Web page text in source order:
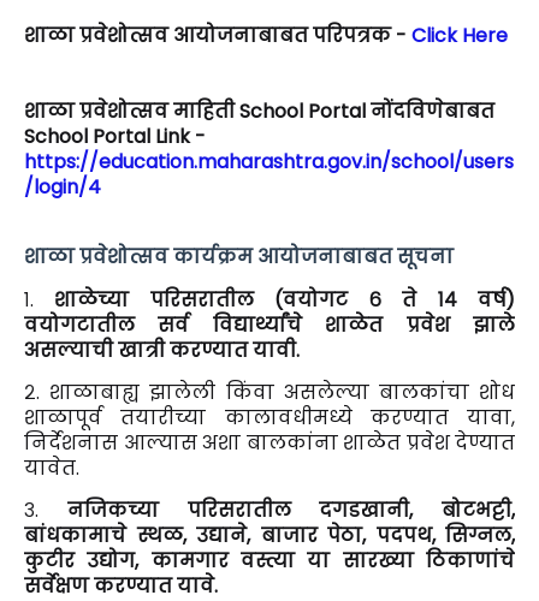
शाळा प्रवेशोत्सव आयोजनाबाबत परिपत्रक - Click Here
शाळा प्रवेशोत्सव माहिती School Portal नोंदविणेबाबत
School Portal Link -
https://education.maharashtra.gov.in/school/users
/login/4
शाळा प्रवेशोत्सव कार्यक्रम आयोजनाबाबत सूचना
१. शाळेच्या परिसरातील (वयोगट ६ ते १४ वर्ष)
वयोगटातील सर्व विद्यार्थ्यांचे शाळेत प्रवेश झाले
असल्याची खात्री करण्यात यावी.
२. शाळाबाह्य झालेली किंवा असलेल्या बालकांचा शोध
शाळापूर्व तयारीच्या कालावधीमध्ये करण्यात यावा,
निर्देशनास आल्यास अशा बालकांना शाळेत प्रवेश देण्यात
यावेत.
३. नजिकच्या परिसरातील दगडखानी, बोटभट्टी,
बांधकामाचे स्थळ, उद्याने, बाजार पेठा, पदपथ, सिग्नल,
कुटीर उद्योग, कामगार वस्त्या या सारख्या ठिकाणांचे
सर्वेक्षण करण्यात यावे.